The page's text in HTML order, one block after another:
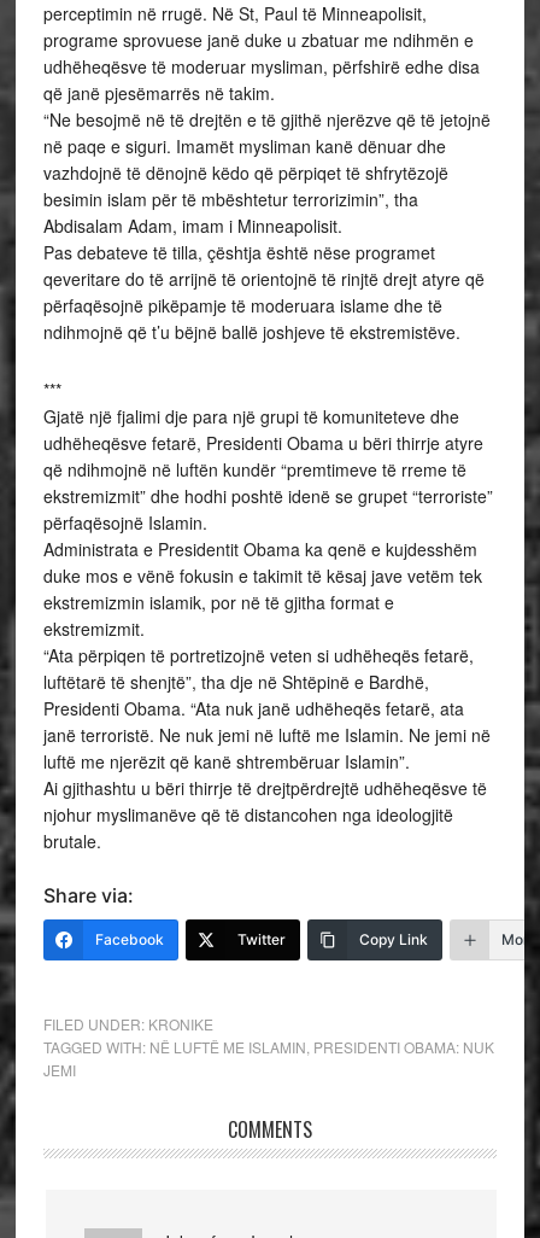
perceptimin në rrugë. Në St, Paul të Minneapolisit,
programe sprovuese janë duke u zbatuar me ndihmën e
udhëheqësve të moderuar mysliman, përfshirë edhe disa
që janë pjesëmarrës në takim.
“Ne besojmë në të drejtën e të gjithë njerëzve që të jetojnë
në paqe e siguri. Imamët mysliman kanë dënuar dhe
vazhdojnë të dënojnë këdo që përpiqet të shfrytëzojë
besimin islam për të mbështetur terrorizimin”, tha
Abdisalam Adam, imam i Minneapolisit.
Pas debateve të tilla, çështja është nëse programet
qeveritare do të arrijnë të orientojnë të rinjtë drejt atyre që
përfaqësojnë pikëpamje të moderuara islame dhe të
ndihmojnë që t’u bëjnë ballë joshjeve të ekstremistëve.
***
Gjatë një fjalimi dje para një grupi të komuniteteve dhe
udhëheqësve fetarë, Presidenti Obama u bëri thirrje atyre
që ndihmojnë në luftën kundër “premtimeve të rreme të
ekstremizmit” dhe hodhi poshtë idenë se grupet “terroriste”
përfaqësojnë Islamin.
Administrata e Presidentit Obama ka qenë e kujdesshëm
duke mos e vënë fokusin e takimit të kësaj jave vetëm tek
ekstremizmin islamik, por në të gjitha format e
ekstremizmit.
“Ata përpiqen të portretizojnë veten si udhëheqës fetarë,
luftëtarë të shenjtë”, tha dje në Shtëpinë e Bardhë,
Presidenti Obama. “Ata nuk janë udhëheqës fetarë, ata
janë terroristë. Ne nuk jemi në luftë me Islamin. Ne jemi në
luftë me njerëzit që kanë shtrembëruar Islamin”.
Ai gjithashtu u bëri thirrje të drejtpërdrejtë udhëheqësve të
njohur myslimanëve që të distancohen nga ideologjitë
brutale.
Share via:
Facebook Twitter Copy Link More
FILED UNDER: KRONIKE
TAGGED WITH: NË LUFTË ME ISLAMIN PRESIDENTI OBAMA: NUK
JEMI
COMMENTS